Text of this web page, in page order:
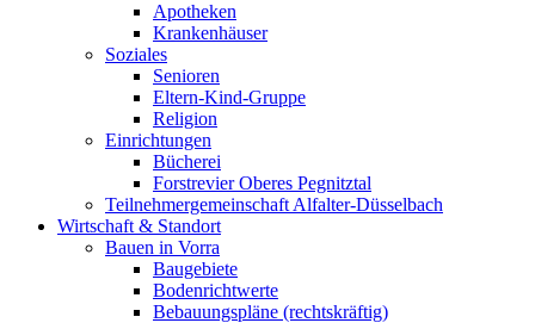
Apotheken
Krankenhäuser
Soziales
Senioren
Eltern-Kind-Gruppe
Religion
Einrichtungen
Bücherei
Forstrevier Oberes Pegnitztal
Teilnehmergemeinschaft Alfalter-Düsselbach
Wirtschaft & Standort
Bauen in Vorra
Baugebiete
Bodenrichtwerte
Bebauungspläne (rechtskräftig)